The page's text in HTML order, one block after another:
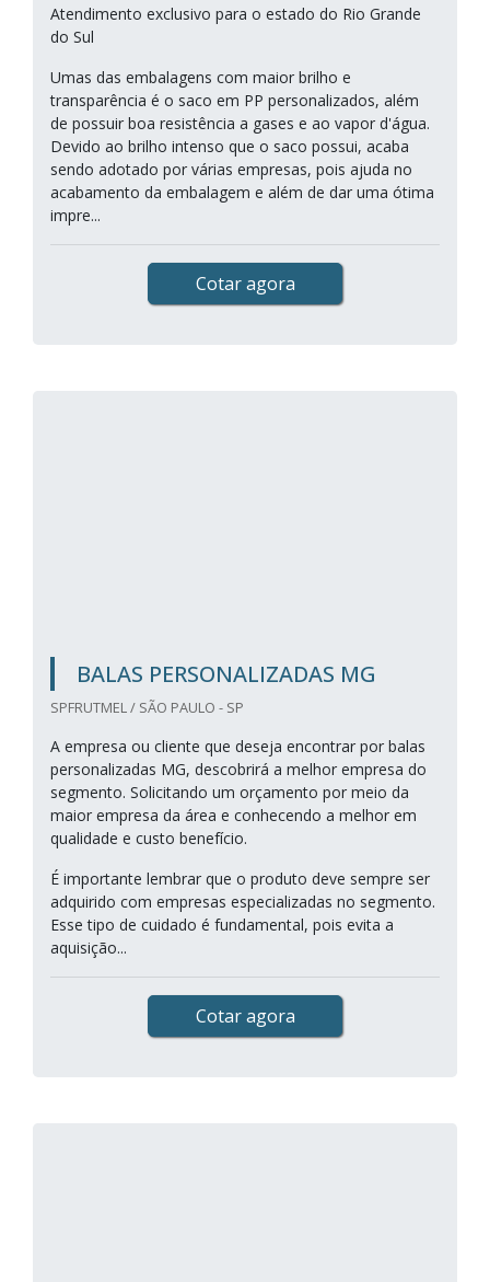
Atendimento exclusivo para o estado do Rio Grande
do Sul
Umas das embalagens com maior brilho e
transparência é o saco em PP personalizados, além
de possuir boa resistência a gases e ao vapor d'água.
Devido ao brilho intenso que o saco possui, acaba
sendo adotado por várias empresas, pois ajuda no
acabamento da embalagem e além de dar uma ótima
impre...
Cotar agora
BALAS PERSONALIZADAS MG
SPFRUTMEL / SÃO PAULO - SP
A empresa ou cliente que deseja encontrar por balas
personalizadas MG, descobrirá a melhor empresa do
segmento. Solicitando um orçamento por meio da
maior empresa da área e conhecendo a melhor em
qualidade e custo benefício.
É importante lembrar que o produto deve sempre ser
adquirido com empresas especializadas no segmento.
Esse tipo de cuidado é fundamental, pois evita a
aquisição...
Cotar agora